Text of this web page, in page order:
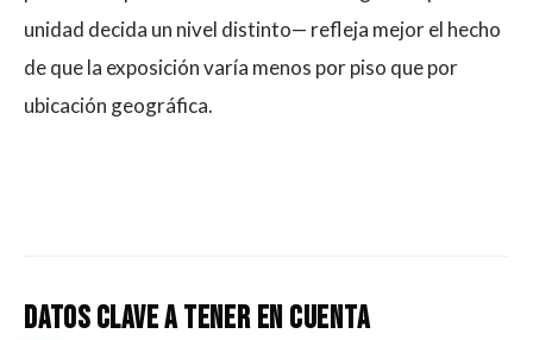
unidad decida un nivel distinto— refleja mejor el hecho
de que la exposición varía menos por piso que por
ubicación geográfica.
Datos clave a tener en cuenta